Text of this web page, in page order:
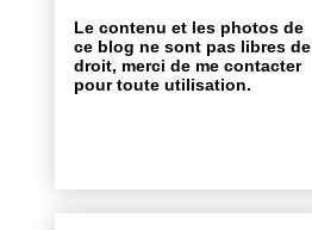
Le contenu et les photos de
ce blog ne sont pas libres de
droit, merci de me contacter
pour toute utilisation.